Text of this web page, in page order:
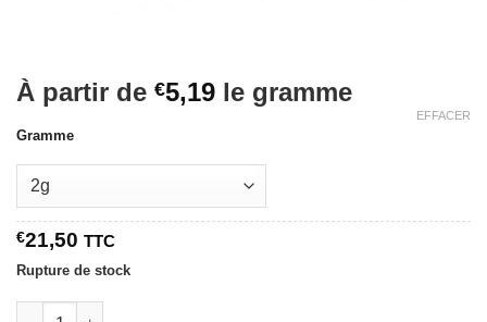
À partir de €5,19 le gramme
Gramme
EFFACER
€21,50 TTC
Rupture de stock
quantité de Jaune Mousseux HHC Hash 25%